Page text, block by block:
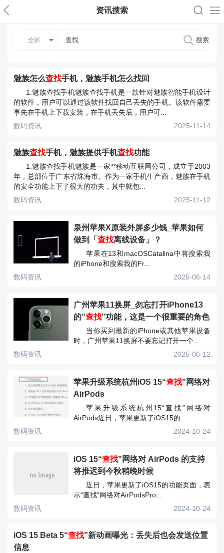
资讯搜索
全部
魅族怎么查找手机，魅族手机怎么找回
1.魅族查找手机魅族查找手机是一款针对魅族智能手机设计
的软件，用户可以通过该软件找回自己丢失的手机。该软件需要
事先在手机上下载安装，在手机丢失后，用户可...
数码资讯
2025-11-14
魅族查找手机，魅族提供手机查找功能
1.魅族查找手机魅族是一家**移动互联网公司，成立于2003
年，总部位于广东省珠海市。作为一家手机生产商，魅族在手机
的安全功能上下了很大的功夫，其中就包...
数码资讯
2025-11-12
泉州苹果X原装外屏多少钱_苹果如何
做到「 查找离线设备」？
苹果在13和macOSCatalina中将搜索我
的iPhone和搜索我的Fr...
数码资讯
2025-06-14
广州苹果11换屏_勿忘打开iPhone13
的“查找”功能，这是一个很重要的角色
当你买到最新的iPhone或其他苹果设备
时，广州苹果11换屏不要忘记打开一个...
数码资讯
2025-06-12
苹果升级系统杭州iOS 15“查找”网络对
AirPods
苹果升级系统杭州15“查找”网络对
AirPods近日，苹果更新了iOS15的...
数码资讯
2024-10-24
iOS 15“查找”网络对 AirPods 的支持
将推迟到今秋稍晚时候
近日，苹果更新了iOS15的功能页面，表
示“查找”网络对AirPodsPro...
数码资讯
2024-10-24
iOS 15 Beta 5“查找”新动画曝光：丢失后也会发送位置
信息